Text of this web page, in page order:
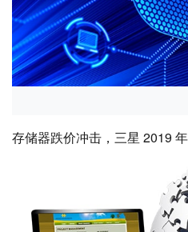
存储器跌价冲击，三星 2019